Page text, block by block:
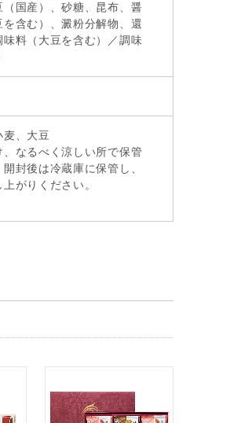
（国産）、砂糖、昆布、醤
含む）、澱粉分解物、還
味料（大豆を含む）／調味
麦、大豆
なるべく涼しい所で保管
封後は冷蔵庫に保管し、
がりください。